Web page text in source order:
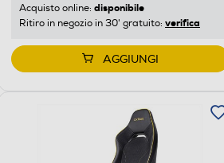
Acquisto online: disponibile
Ritiro in negozio in 30' gratuito: verifica
AGGIUNGI